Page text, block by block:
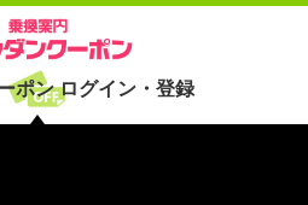
ポン ログイン・登録